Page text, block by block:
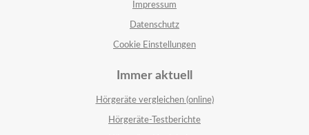
Impressum
Datenschutz
Cookie Einstellungen
Immer aktuell
Hörgeräte vergleichen (online)
Hörgeräte-Testberichte